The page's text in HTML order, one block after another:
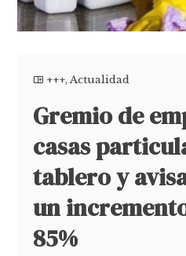
+++,Actualidad
Gremio de
casas
tablero y
un
85%